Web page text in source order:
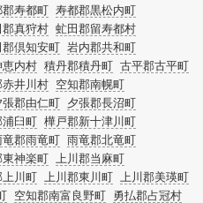
郡寿都町 寿都郡黒松内町
郡真狩村 虻田郡留寿都村
郡倶知安町 岩内郡共和町
恵内村 積丹郡積丹町 古平郡古平町
赤井川村 空知郡南幌町
張郡由仁町 夕張郡長沼町
浦臼町 樺戸郡新十津川町
竜郡雨竜町 雨竜郡北竜町
東神楽町 上川郡当麻町
上川町 上川郡東川町 上川郡美瑛町
空知郡南富良野町 勇払郡占冠村